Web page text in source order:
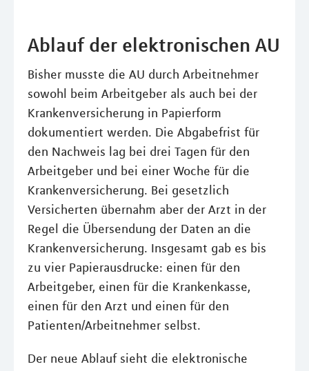
Ablauf der elektronischen AU
Bisher musste die AU durch Arbeitnehmer
sowohl beim Arbeitgeber als auch bei der
Krankenversicherung in Papierform
dokumentiert werden. Die Abgabefrist für
den Nachweis lag bei drei Tagen für den
Arbeitgeber und bei einer Woche für die
Krankenversicherung. Bei gesetzlich
Versicherten übernahm aber der Arzt in der
Regel die Übersendung der Daten an die
Krankenversicherung. Insgesamt gab es bis
zu vier Papierausdrucke: einen für den
Arbeitgeber, einen für die Krankenkasse,
einen für den Arzt und einen für den
Patienten/Arbeitnehmer selbst.
Der neue Ablauf sieht die elektronische